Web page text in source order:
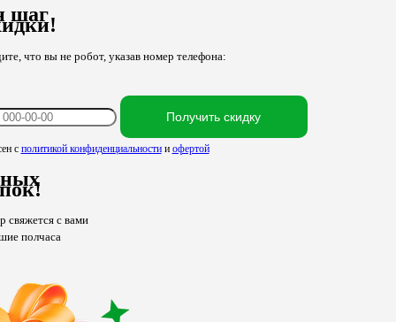
шаг
что вы не робот, указав номер телефона:
Получить скидку
с политикой конфиденциальностии офертой
свяжется с вами
полчаса